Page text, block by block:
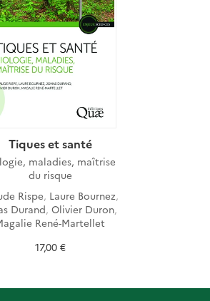
Tiques et santé
maladies, maîtrise
du risque
Rispe, Laure Bournez,
Durand, Olivier Duron,
René-Martellet
17,00 €